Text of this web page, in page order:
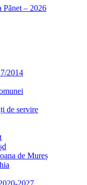
– 2026
2014
de servire
de Mureș
2027